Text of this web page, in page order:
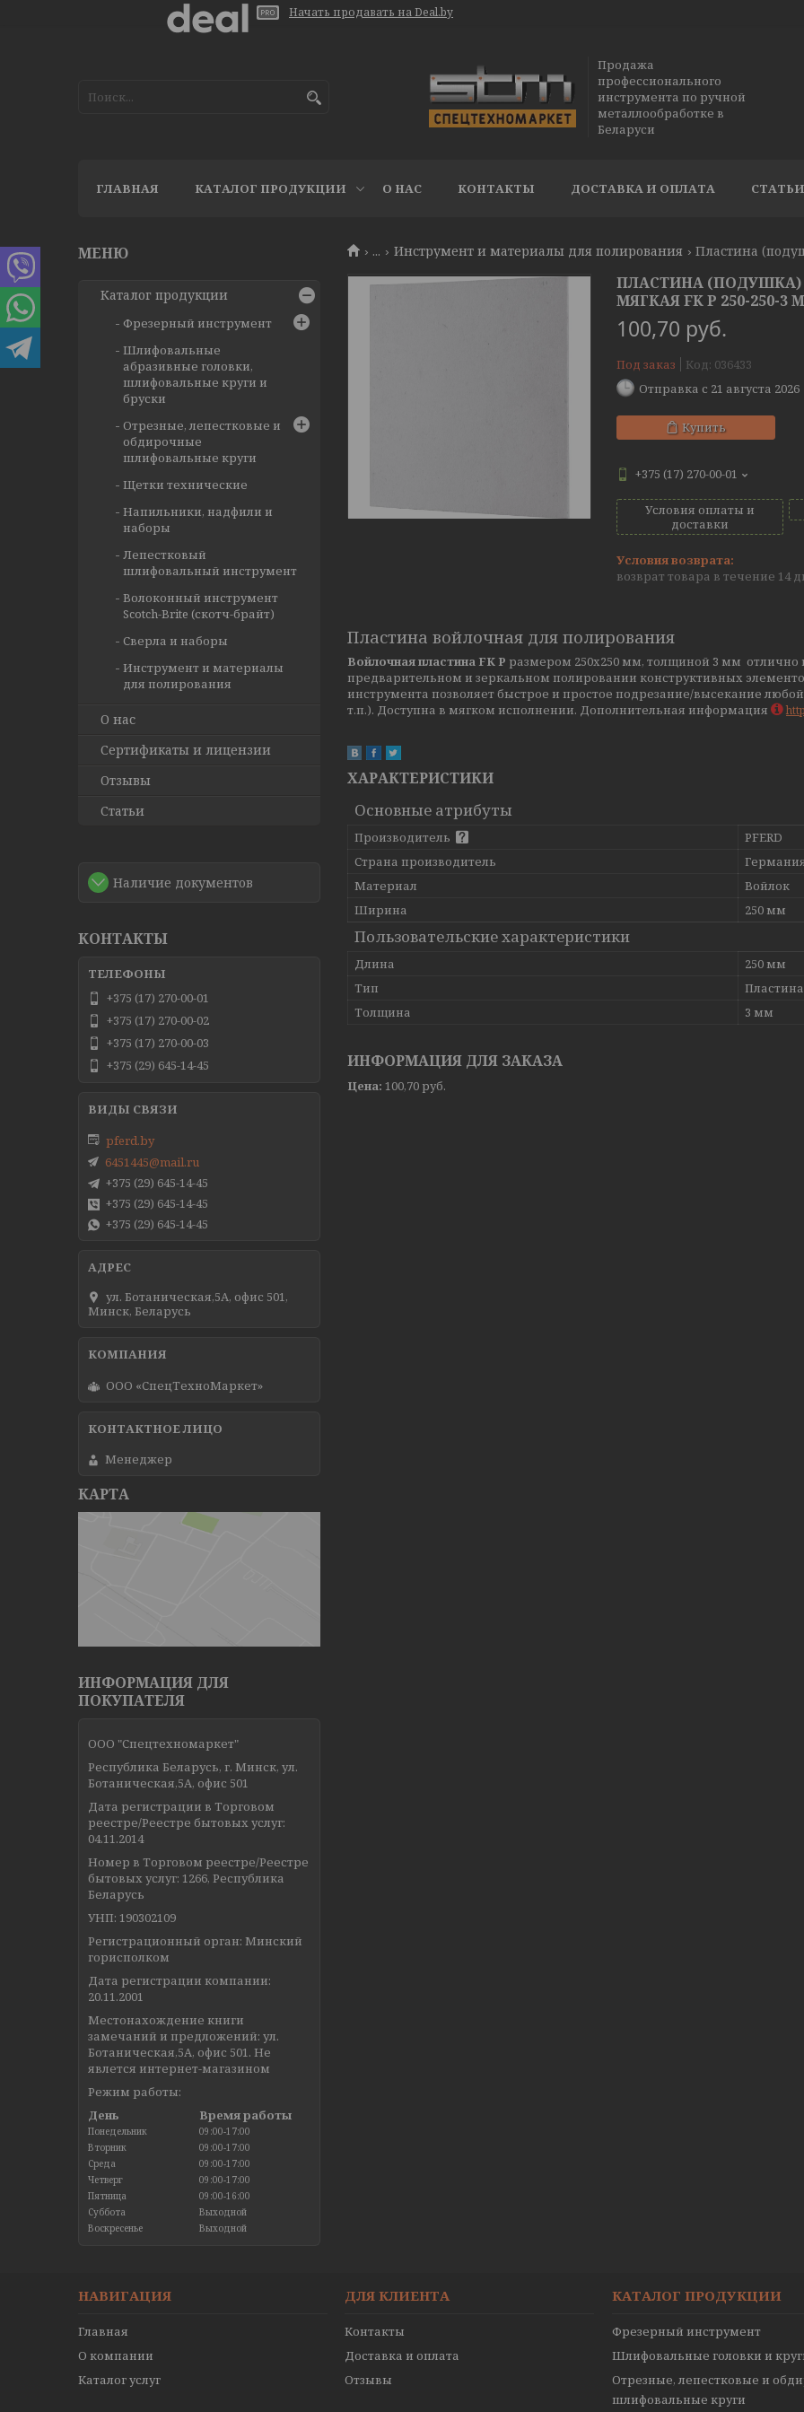
Начать продавать на Deal.by
Продажа
профессионального
инструмента по ручной
металлообработке в
Беларуси
ГЛАВНАЯ КАТАЛОГ ПРОДУКЦИИ О НАС КОНТАКТЫ ДОСТАВКА И ОПЛАТА СТАТЬИ
... Инструмент и материалы для полирования
ПЛАСТИНА (ПОДУШКА)
МЯГКАЯ FK P 250-250-3 M
100,70 руб.
Под заказ Код: 036433
Отправка с 21 августа 2026
Купить
+375 (17) 270-00-01
Условия оплаты и
доставки
возврат товара в течение 14
Пластина войлочная для полирования
Войлочная пластина FK P размером 250х250 мм, толщиной 3 мм
предварительном и зеркальном полировании конструктивных
инструмента позволяет быстрое и простое подрезание/высекание
т.п.). Доступна в мягком исполнении. Дополнительная информация
ХАРАКТЕРИСТИКИ
Основные атрибуты
Производитель
PFERD
Страна производитель
Материал
Войлок
Ширина
250 мм
Пользовательские характеристики
Длина
250 мм
Тип
Пластина
Толщина
3 мм
ИНФОРМАЦИЯ ДЛЯ ЗАКАЗА
Цена: 100,70 руб.
Каталог продукции
Фрезерный инструмент
Шлифовальные
абразивные головки,
шлифовальные круги и
бруски
Отрезные, лепестковые и
обдирочные
шлифовальные круги
Щетки технические
Напильники, надфили и
наборы
Лепестковый
шлифовальный инструмент
Волоконный инструмент
Scotch-Brite (скотч-брайт)
Сверла и наборы
Инструмент и материалы
для полирования
О нас
Сертификаты и лицензии
Отзывы
Статьи
Наличие документов
КОНТАКТЫ
+375 (17) 270-00-01
+375 (17) 270-00-02
+375 (17) 270-00-03
+375 (29) 645-14-45
pferd.by
6451445@mail.ru
+375 (29) 645-14-45
+375 (29) 645-14-45
+375 (29) 645-14-45
ул. Ботаническая,5А, офис 501,
Минск, Беларусь
ООО «СпецТехноМаркет»
Менеджер
КАРТА
ИНФОРМАЦИЯ ДЛЯ
ПОКУПАТЕЛЯ
ООО "Спецтехномаркет"
Республика Беларусь, г. Минск, ул.
Ботаническая,5А, офис 501
Дата регистрации в Торговом
реестре/Реестре бытовых услуг:
04.11.2014
Номер в Торговом реестре/Реестре
бытовых услуг: 1266, Республика
Беларусь
УНП: 190302109
Регистрационный орган: Минский
горисполком
Дата регистрации компании:
20.11.2001
Местонахождение книги
замечаний и предложений: ул.
Ботаническая,5А, офис 501. Не
явлется интернет-магазином
Режим работы:
День
Время работы
Понедельник
09:00-17:00
Вторник
09:00-17:00
Среда
09:00-17:00
Четверг
09:00-17:00
Пятница
09:00-16:00
Суббота
Выходной
Воскресенье
Выходной
НАВИГАЦИЯ
Главная
О компании
Каталог услуг
ДЛЯ КЛИЕНТА
Контакты
Доставка и оплата
Отзывы
КАТАЛОГ ПРОДУКЦИИ
Фрезерный инструмент
Шлифовальные головки и
Отрезные, лепестковые и
шлифовальные круги